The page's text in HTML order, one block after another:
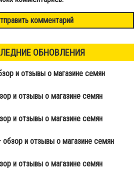
ОБНОВЛЕНИЯ
и отзывы о магазине семян
и отзывы о магазине семян
и отзывы о магазине семян
обзор и отзывы о магазине семян
и отзывы о магазине семян